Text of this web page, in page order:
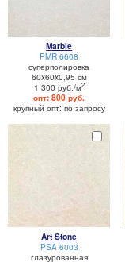
Marble
PMR 6608
суперполировка
60x60x0,95 см
1 300 руб./м2
опт: 800 руб.
крупный опт: по запросу
Art Stone
PSA 6003
глазурованная